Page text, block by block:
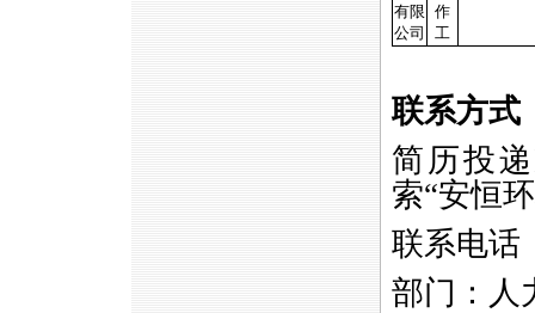
有限
公司
作
工
联系方式
简历投
索“安恒
联系电话
部门：人